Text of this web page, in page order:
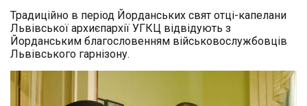
Традиційно в період Йорданських свят отці-капелани
Львівської архиєпархії УГКЦ відвідують з
Йорданським благословенням військовослужбовців
Львівського гарнізону.